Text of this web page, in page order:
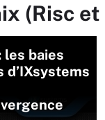
(Risc
les baies
d’IXsystems